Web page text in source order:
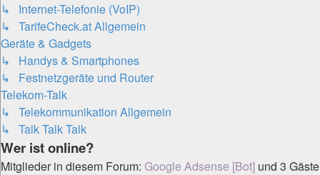
↳ Internet-Telefonie (VoIP)
↳ TarifeCheck.at Allgemein
Geräte & Gadgets
↳ Handys & Smartphones
↳ Festnetzgeräte und Router
Telekom-Talk
↳ Telekommunikation Allgemein
↳ Talk Talk Talk
Wer ist online?
Mitglieder in diesem Forum: Google Adsense [Bot] und 3 Gäste